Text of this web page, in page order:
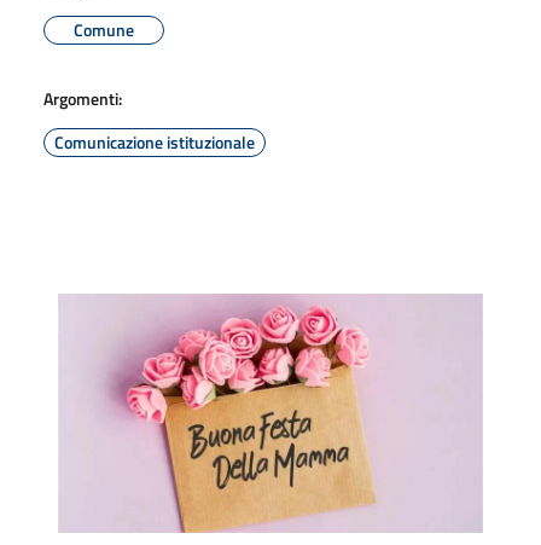
Comune
Argomenti:
Comunicazione istituzionale